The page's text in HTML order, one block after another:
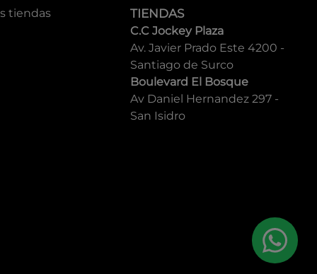
tiendas
TIENDAS
C.C Jockey Plaza
Av. Javier Prado Este 4200 -
Santiago de Surco
Boulevard El Bosque
Av Daniel Hernandez 297 -
San Isidro